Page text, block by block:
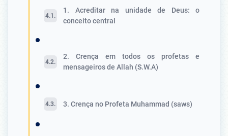
1. Acreditar na unidade de Deus: o
conceito central
2. Crença em todos os profetas e
mensageiros de Allah (S.W.A)
3. Crença no Profeta Muhammad (saws)